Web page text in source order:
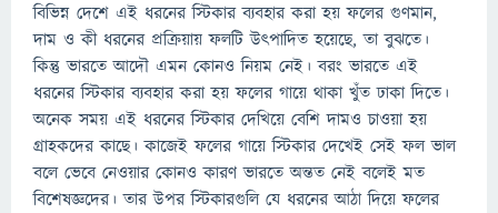
বিভিন্ন দেশে এই ধরনের স্টিকার ব্যবহার করা হয় ফলের গুণমান,
দাম ও কী ধরনের প্রক্রিয়ায় ফলটি উৎপাদিত হয়েছে, তা বুঝতে।
কিন্তু ভারতে আদৌ এমন কোনও নিয়ম নেই। বরং ভারতে এই
ধরনের স্টিকার ব্যবহার করা হয় ফলের গায়ে থাকা খুঁত ঢাকা দিতে।
অনেক সময় এই ধরনের স্টিকার দেখিয়ে বেশি দামও চাওয়া হয়
গ্রাহকদের কাছে। কাজেই ফলের গায়ে স্টিকার দেখেই সেই ফল ভাল
বলে ভেবে নেওয়ার কোনও কারণ ভারতে অন্তত নেই বলেই মত
বিশেষজ্ঞদের। তার উপর স্টিকারগুলি যে ধরনের আঠা দিয়ে ফলের